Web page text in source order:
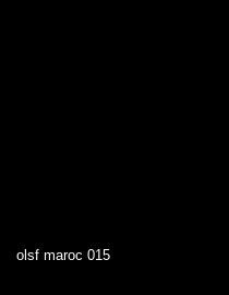
olsf maroc 015